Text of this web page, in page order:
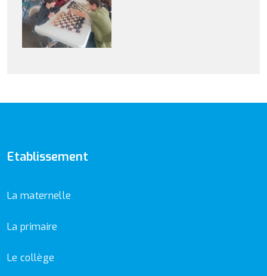
Etablissement
La maternelle
La primaire
Le collège